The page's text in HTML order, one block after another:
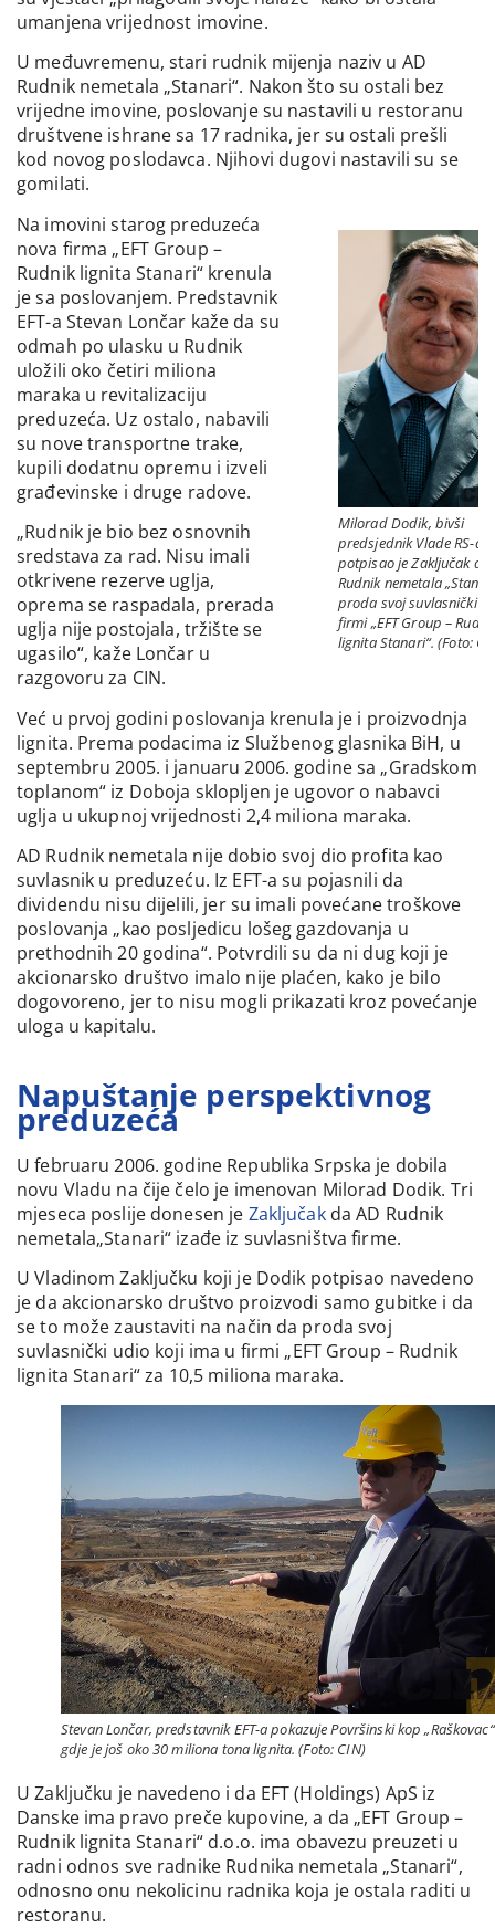
umanjena vrijednost imovine.
U međuvremenu, stari rudnik mijenja naziv u AD
Rudnik nemetala „Stanari“. Nakon što su ostali bez
vrijedne imovine, poslovanje su nastavili u restoranu
društvene ishrane sa 17 radnika, jer su ostali prešli
kod novog poslodavca. Njihovi dugovi nastavili su se
gomilati.
Milorad Dodik, bivši
predsjednik Vlade RS-a,
potpisao je Zaključak da
Rudnik nemetala
proda svoj suvlasnički
firmi „EFT Group –
lignita Stanari“. (Foto:
Na imovini starog preduzeća
nova firma „EFT Group –
Rudnik lignita Stanari“ krenula
je sa poslovanjem. Predstavnik
EFT-a Stevan Lončar kaže da su
odmah po ulasku u Rudnik
uložili oko četiri miliona
maraka u revitalizaciju
preduzeća. Uz ostalo, nabavili
su nove transportne trake,
kupili dodatnu opremu i izveli
građevinske i druge radove.
„Rudnik je bio bez osnovnih
sredstava za rad. Nisu imali
otkrivene rezerve uglja,
oprema se raspadala, prerada
uglja nije postojala, tržište se
ugasilo“, kaže Lončar u
razgovoru za CIN.
Već u prvoj godini poslovanja krenula je i proizvodnja
lignita. Prema podacima iz Službenog glasnika BiH, u
septembru 2005. i januaru 2006. godine sa „Gradskom
toplanom“ iz Doboja sklopljen je ugovor o nabavci
uglja u ukupnoj vrijednosti 2,4 miliona maraka.
AD Rudnik nemetala nije dobio svoj dio profita kao
suvlasnik u preduzeću. Iz EFT-a su pojasnili da
dividendu nisu dijelili, jer su imali povećane troškove
poslovanja „kao posljedicu lošeg gazdovanja u
prethodnih 20 godina“. Potvrdili su da ni dug koji je
akcionarsko društvo imalo nije plaćen, kako je bilo
dogovoreno, jer to nisu mogli prikazati kroz povećanje
uloga u kapitalu.
Napuštanje perspektivnog
preduzeća
U februaru 2006. godine Republika Srpska je dobila
novu Vladu na čije čelo je imenovan Milorad Dodik. Tri
mjeseca poslije donesen je Zaključakda AD Rudnik
nemetala„Stanari“ izađe iz suvlasništva firme.
U Vladinom Zaključku koji je Dodik potpisao navedeno
je da akcionarsko društvo proizvodi samo gubitke i da
se to može zaustaviti na način da proda svoj
suvlasnički udio koji ima u firmi „EFT Group – Rudnik
lignita Stanari“ za 10,5 miliona maraka.
Stevan Lončar, predstavnik EFT-a pokazuje Površinski kop „Raškovac“
gdje je još oko 30 miliona tona lignita. (Foto: CIN)
U Zaključku je navedeno i da EFT (Holdings) ApS iz
Danske ima pravo preče kupovine, a da „EFT Group –
Rudnik lignita Stanari“ d.o.o. ima obavezu preuzeti u
radni odnos sve radnike Rudnika nemetala „Stanari“,
odnosno onu nekolicinu radnika koja je ostala raditi u
restoranu.